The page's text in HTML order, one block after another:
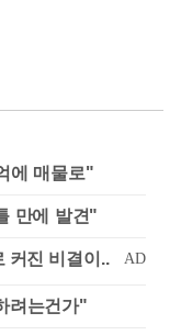
에 매물로"
만에 발견"
려는건가"